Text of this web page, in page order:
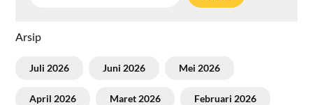
Arsip
Juli 2026 Juni 2026 Mei 2026
April 2026 Maret 2026 Februari 2026